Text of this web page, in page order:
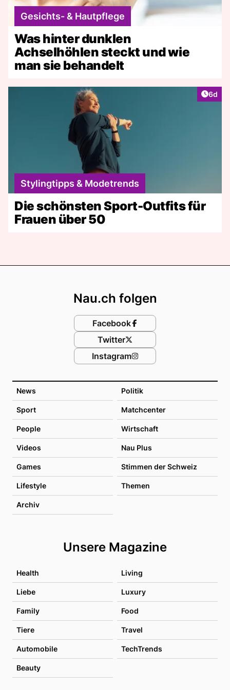
Gesichts- & Hautpflege
Was hinter dunklen
Achselhöhlen steckt und wie
man sie behandelt
6d
Stylingtipps & Modetrends
Die schönsten Sport-Outfits für
Frauen über 50
News Politik
Sport Matchcenter
People Wirtschaft
Videos Nau Plus
Games Stimmen der Schweiz
Lifestyle Themen
Archiv
Unsere Magazine
Health Living
Liebe Luxury
Family Food
Tiere Travel
Automobile TechTrends
Beauty
Nau.ch folgen
Facebook
Twitter
Instagram